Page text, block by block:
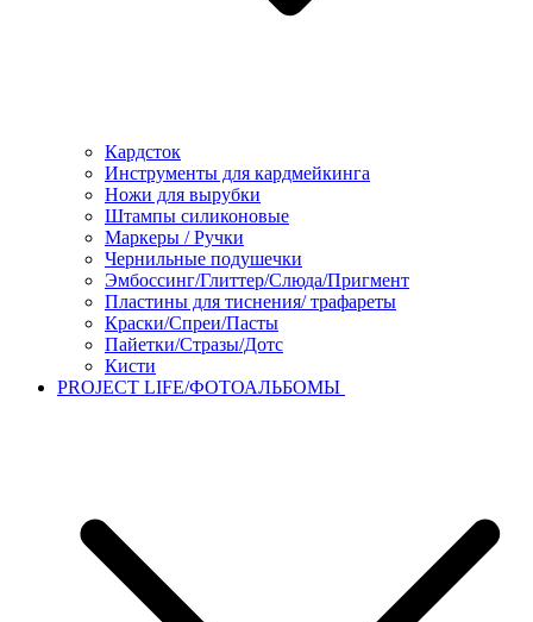
Кардсток
Инструменты для кардмейкинга
Ножи для вырубки
Штампы силиконовые
Маркеры / Ручки
Чернильные подушечки
Эмбоссинг/Глиттер/Слюда/Пригмент
Пластины для тиснения/ трафареты
Краски/Спреи/Пасты
Пайетки/Стразы/Дотс
Кисти
PROJECT LIFE/ФОТОАЛЬБОМЫ